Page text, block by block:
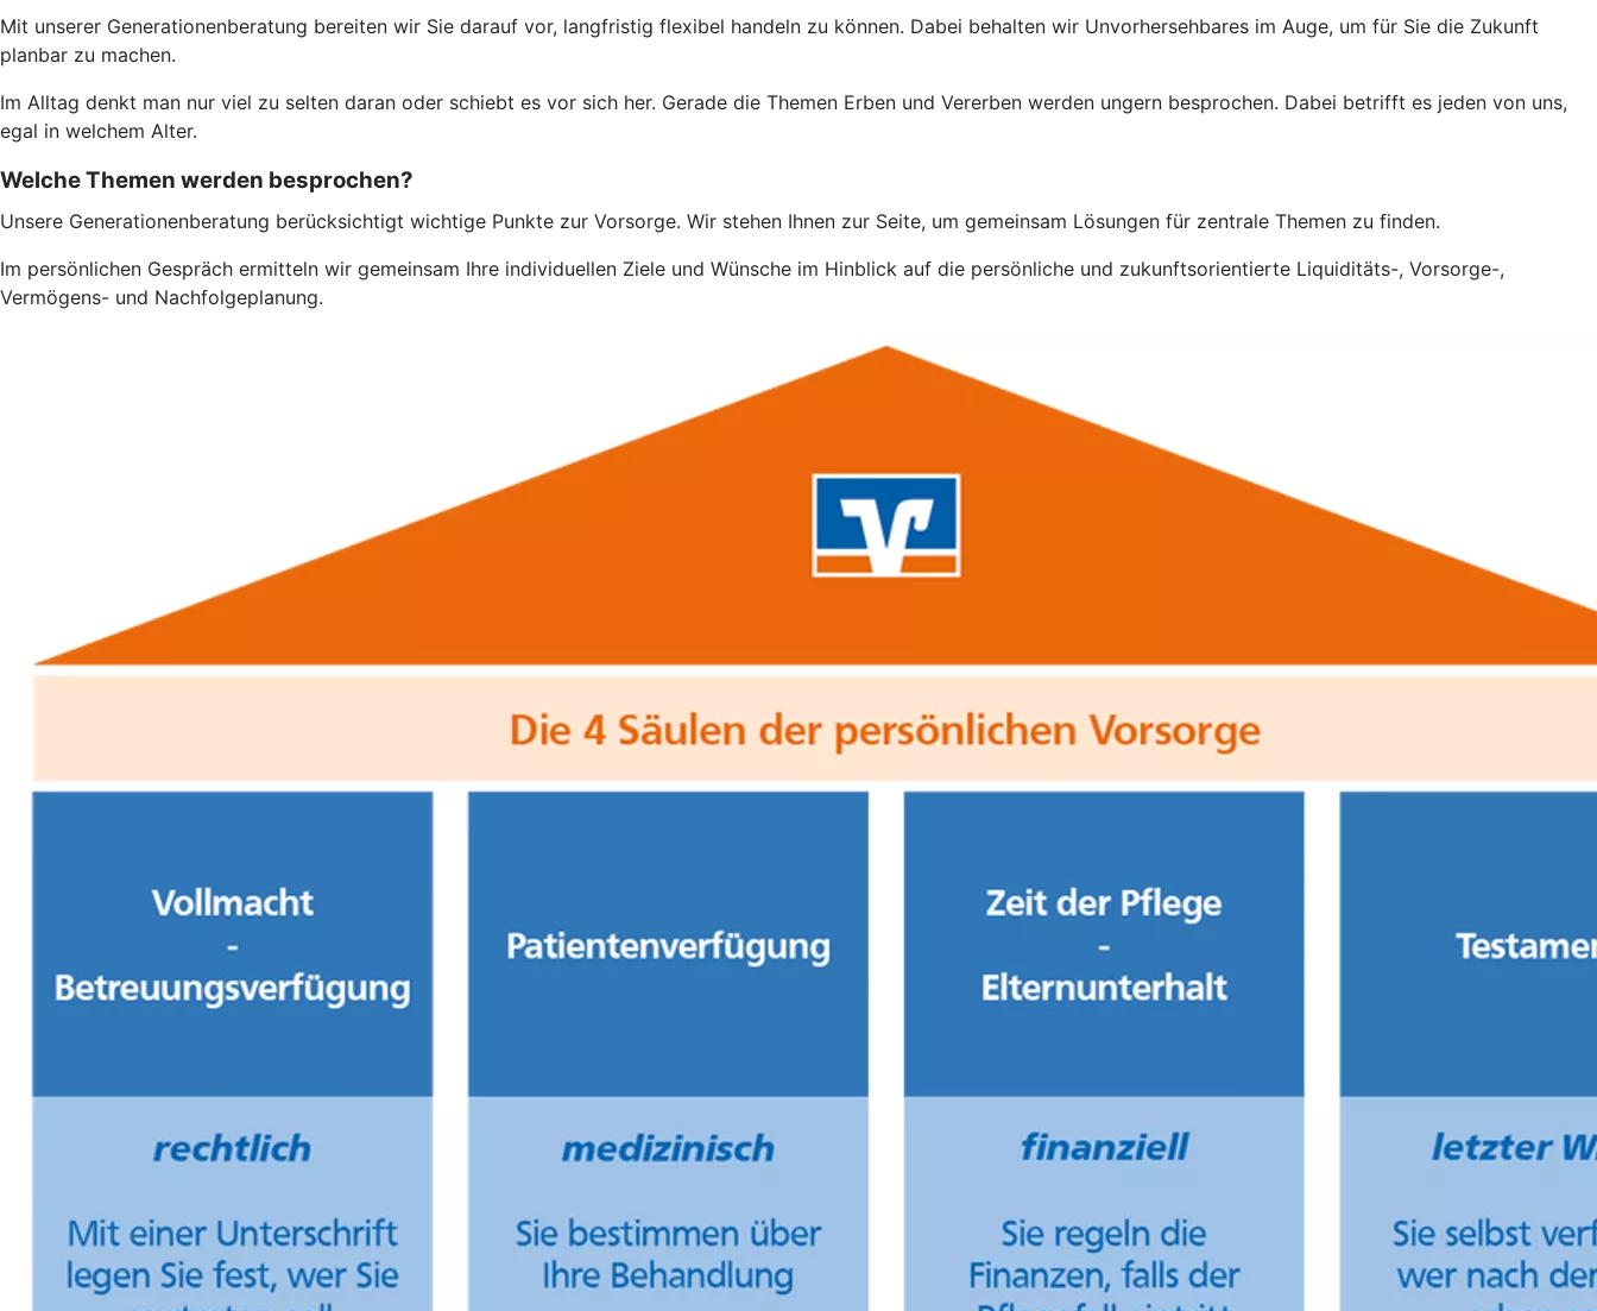
Mit unserer Generationenberatung bereiten wir Sie darauf vor, langfristig flexibel handeln zu können. Dabei behalten wir Unvorhersehbares im Auge, um für Sie die Zukunft
planbar zu machen.
Im Alltag denkt man nur viel zu selten daran oder schiebt es vor sich her. Gerade die Themen Erben und Vererben werden ungern besprochen. Dabei betrifft es jeden von uns,
egal in welchem Alter.
Welche Themen werden besprochen?
Unsere Generationenberatung berücksichtigt wichtige Punkte zur Vorsorge. Wir stehen Ihnen zur Seite, um gemeinsam Lösungen für zentrale Themen zu finden.
Im persönlichen Gespräch ermitteln wir gemeinsam Ihre individuellen Ziele und Wünsche im Hinblick auf die persönliche und zukunftsorientierte Liquiditäts-, Vorsorge-,
Vermögens- und Nachfolgeplanung.